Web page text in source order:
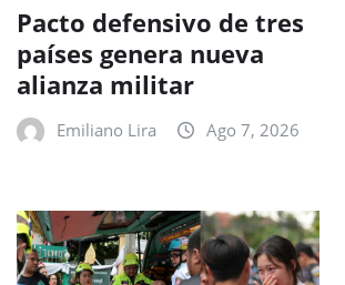
Pacto defensivo de tres
países genera nueva
alianza militar
Emiliano Lira Ago 7, 2026